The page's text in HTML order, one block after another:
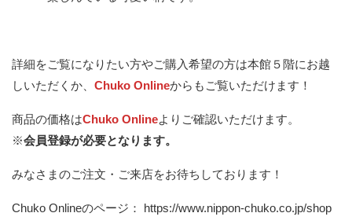
詳細をご覧になりたい方やご購入希望の方は本館５階にお越
しいただくか、 Chuko Onlineからもご覧いただけます！
商品の価格はChuko Onlineよりご確認いただけます。
※会員登録が必要となります。
みなさまのご注文・ご来店をお待ちしております！
Chuko Onlineのページ： https://www.nippon-chuko.co.jp/shop